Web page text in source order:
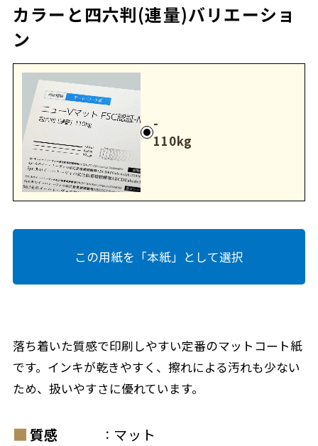
カラーと四六判(連量)バリエーショ
ン
-
110kg
この用紙を「本紙」として選択
落ち着いた質感で印刷しやすい定番のマットコート紙
です。インキが乾きやすく、擦れによる汚れも少ない
ため、扱いやすさに優れています。
質感 ： マット